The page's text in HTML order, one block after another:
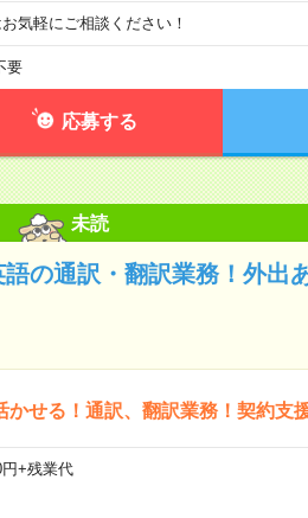
気軽にご相談ください！
要
応募する
未読
の通訳・翻訳業務！外出
かせる！通訳、翻訳業務！契約支
+残業代